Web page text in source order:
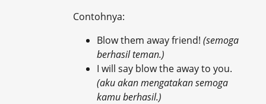
Contohnya:
Blow them away friend!(semoga
berhasil teman.)
I will say blow the away to you.
(aku akan mengatakan semoga
kamu berhasil.)